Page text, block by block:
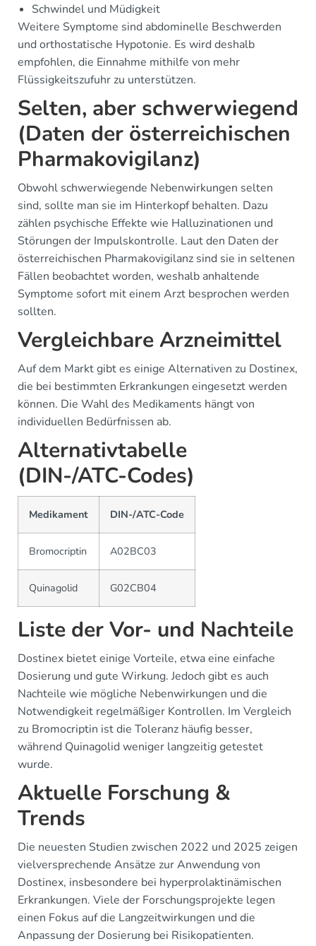
Schwindel und Müdigkeit
Weitere Symptome sind abdominelle Beschwerden
und orthostatische Hypotonie. Es wird deshalb
empfohlen, die Einnahme mithilfe von mehr
Flüssigkeitszufuhr zu unterstützen.
Selten, aber schwerwiegend
(Daten der österreichischen
Pharmakovigilanz)
Obwohl schwerwiegende Nebenwirkungen selten
sind, sollte man sie im Hinterkopf behalten. Dazu
zählen psychische Effekte wie Halluzinationen und
Störungen der Impulskontrolle. Laut den Daten der
österreichischen Pharmakovigilanz sind sie in seltenen
Fällen beobachtet worden, weshalb anhaltende
Symptome sofort mit einem Arzt besprochen werden
sollten.
Vergleichbare Arzneimittel
Auf dem Markt gibt es einige Alternativen zu Dostinex,
die bei bestimmten Erkrankungen eingesetzt werden
können. Die Wahl des Medikaments hängt von
individuellen Bedürfnissen ab.
Alternativtabelle
(DIN-/ATC-Codes)
Medikament DIN-/ATC-Code
Bromocriptin A02BC03
Quinagolid G02CB04
Liste der Vor- und Nachteile
Dostinex bietet einige Vorteile, etwa eine einfache
Dosierung und gute Wirkung. Jedoch gibt es auch
Nachteile wie mögliche Nebenwirkungen und die
Notwendigkeit regelmäßiger Kontrollen. Im Vergleich
zu Bromocriptin ist die Toleranz häufig besser,
während Quinagolid weniger langzeitig getestet
wurde.
Aktuelle Forschung &
Trends
Die neuesten Studien zwischen 2022 und 2025 zeigen
vielversprechende Ansätze zur Anwendung von
Dostinex, insbesondere bei hyperprolaktinämischen
Erkrankungen. Viele der Forschungsprojekte legen
einen Fokus auf die Langzeitwirkungen und die
Anpassung der Dosierung bei Risikopatienten.